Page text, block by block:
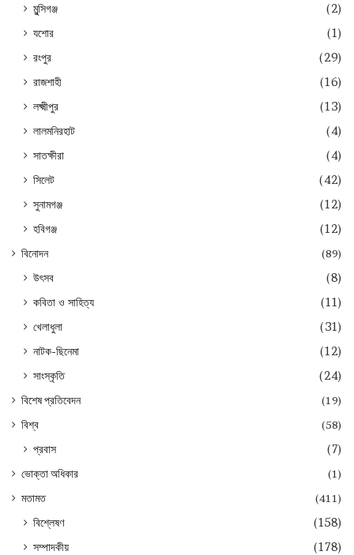
মুন্সিগঞ্জ
(2)
যশোর
(1)
রংপুর
(29)
রাজশাহী
(16)
লক্ষ্মীপুর
(13)
লালমনিরহাট
(4)
সাতক্ষীরা
(4)
সিলেট
(42)
সুনামগঞ্জ
(12)
হবিগঞ্জ
(12)
বিনোদন (89)
উৎসব
(8)
কবিতা ও সাহিত্য
(11)
খেলাধুলা
(31)
নাটক-ছিনেমা
(12)
সাংস্কৃতি
(24)
বিশেষ প্রতিবেদন
(19)
বিশ্ব
(58)
প্রবাস (7)
ভোক্তা অধিকার
(1)
মতামত
(411)
বিশ্লেষণ
(158)
সম্পাদকীয়
(178)